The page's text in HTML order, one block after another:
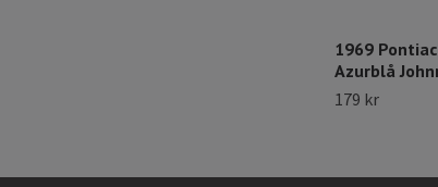
1969
Azurblå
179 kr